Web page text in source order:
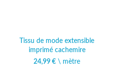
Tissu de mode extensible
imprimé cachemire
24,99 € \ mètre